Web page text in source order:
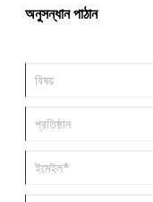
অনুসন্ধান পাঠান